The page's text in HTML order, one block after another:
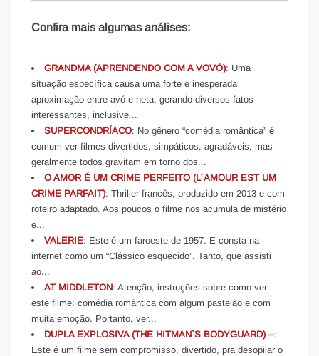
Confira mais algumas análises:
GRANDMA (APRENDENDO COM A VOVÓ): Uma
situação específica causa uma forte e inesperada
aproximação entre avó e neta, gerando diversos fatos
interessantes, inclusive...
SUPERCONDRÍACO: No gênero “comédia romântica” é
comum ver filmes divertidos, simpáticos, agradáveis, mas
geralmente todos gravitam em torno dos...
O AMOR É UM CRIME PERFEITO (L´AMOUR EST UM
CRIME PARFAIT): Thriller francês, produzido em 2013 e com
roteiro adaptado. Aos poucos o filme nos acumula de mistério
e...
VALERIE: Este é um faroeste de 1957. E consta na
internet como um “Clássico esquecido”. Tanto, que assisti
ao...
AT MIDDLETON: Atenção, instruções sobre como ver
este filme: comédia romântica com algum pastelão e com
muita emoção. Portanto, ver...
DUPLA EXPLOSIVA (THE HITMAN`S BODYGUARD) –:
Este é um filme sem compromisso, divertido, pra desopilar o